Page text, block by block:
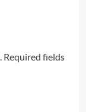
Required fields